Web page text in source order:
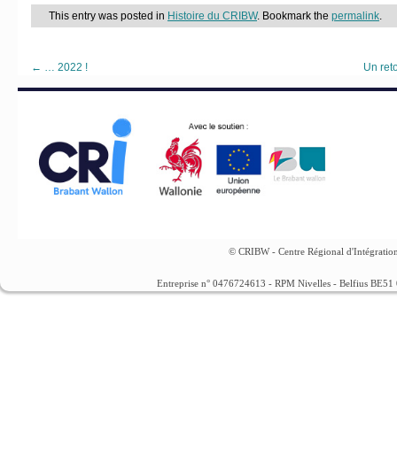
This entry was posted in Histoire du CRIBW. Bookmark the permalink
← … 2022 ! Un
© CRIBW - Centre Régional
Entreprise n° 0476724613 - RPM Nivelles - Belfius